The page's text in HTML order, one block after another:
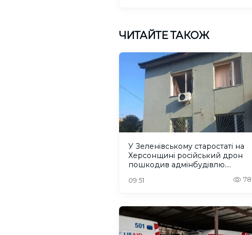
ЧИТАЙТЕ ТАКОЖ
У Зеленівському старостаті на
Херсонщині російський дрон
пошкодив адмінбудівлю.
09:51 78